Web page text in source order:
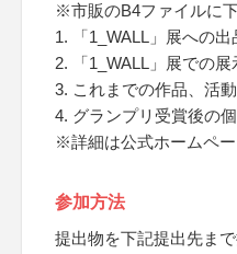
※市販のB4ファイルに
1. 「1_WALL」展への出
2. 「1_WALL」展での
3. これまでの作品、活
4. グランプリ受賞後の
※詳細は公式ホームペ
参加方法
提出物を下記提出先ま